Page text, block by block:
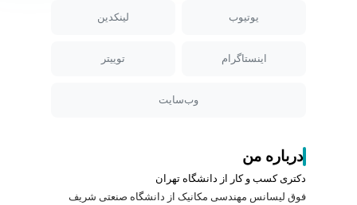
یوتیوب لینکدین
اینستاگرام توییتر
وب‌سایت
درباره من
دکتری کسب و کار از دانشگاه تهران
فوق لیسانس مهندسی مکانیک از دانشگاه صنعتی شریف